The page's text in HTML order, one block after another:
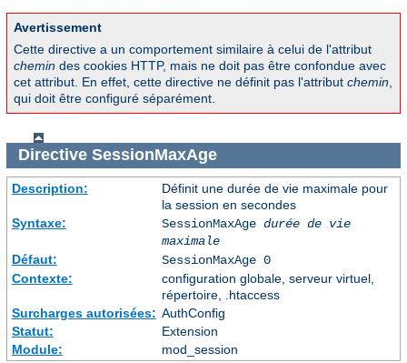
Avertissement
Cette directive a un comportement similaire à celui de l'attribut
chemin des cookies HTTP, mais ne doit pas être confondue avec
cet attribut. En effet, cette directive ne définit pas l'attribut chemin
qui doit être configuré séparément.
Directive SessionMaxAge
Description:
Définit une durée de vie maximale pour
la session en secondes
Syntaxe:
SessionMaxAge durée de vie
maximale
Défaut:
SessionMaxAge 0
Contexte:
configuration globale, serveur virtuel,
répertoire, .htaccess
Surcharges autorisées: AuthConfig
Statut:
Extension
Module:
mod_session